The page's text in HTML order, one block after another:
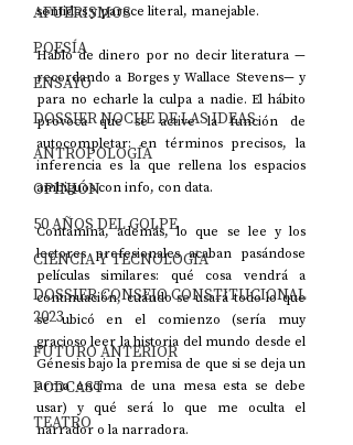
AFUERISMOS
POESÍA
ENSAYO
DOSSIER NOCHE DE LAS IDEAS
ANTROPOLOGÍA
OPINIÓN
50 AÑOS DEL GOLPE
CIENCIA Y TECNOLOGÍA
DOSSIER CONSEJO CONSTITUCIONAL
2023
FUTURO ANTERIOR
PODCAST
TEATRO
sentidos y parece literal, manejable.
Hablo de dinero por no decir literatura —
recordando a Borges y Wallace Stevens— y
para no echarle la culpa a nadie. El hábito
provoca que se active la función de
autocompletar: en términos precisos, la
inferencia es la que rellena los espacios
ambiguos con info, con data.
Contamina, además, lo que se lee y los
lectores profesionales acaban pasándose
películas similares: qué cosa vendrá a
continuación, cuándo se usará todo lo que
se ubicó en el comienzo (sería muy
gracioso leer la historia del mundo desde el
Génesis bajo la premisa de que si se deja un
arma encima de una mesa esta se debe
usar) y qué será lo que me oculta el
narrador o la narradora.